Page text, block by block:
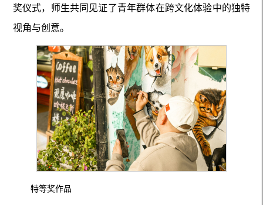
奖仪式，师生共同见证了青年群体在跨文化体验中的独特
视角与创意。
特等奖作品